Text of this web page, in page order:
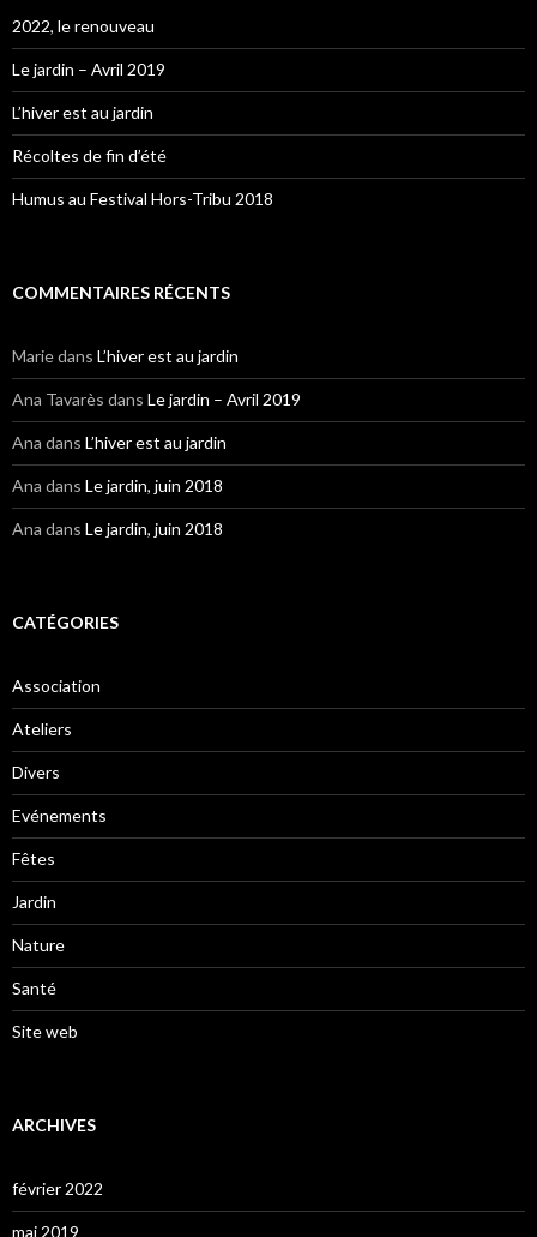
2022, le renouveau
Le jardin – Avril 2019
L’hiver est au jardin
Récoltes de fin d’été
Humus au Festival Hors-Tribu 2018
COMMENTAIRES RÉCENTS
Mariedans L’hiver est au jardin
Ana Tavarès dans Le jardin – Avril 2019
Ana dans L’hiver est au jardin
Ana dans Le jardin, juin 2018
Ana dans Le jardin, juin 2018
CATÉGORIES
Association
Ateliers
Divers
Evénements
Fêtes
Jardin
Nature
Santé
Site web
ARCHIVES
février 2022
mai 2019